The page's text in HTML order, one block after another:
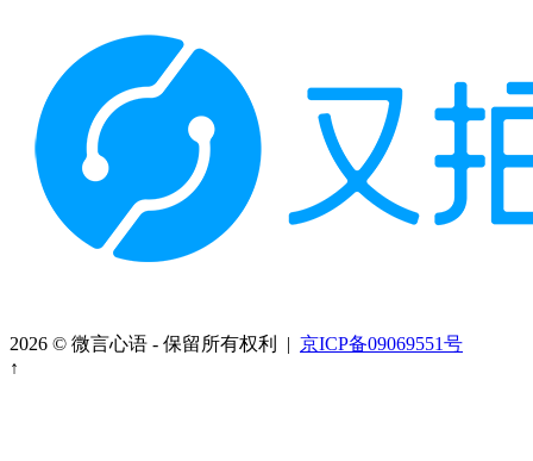
2026 © 微言心语 - 保留所有权利 | 京ICP备09069551号
↑